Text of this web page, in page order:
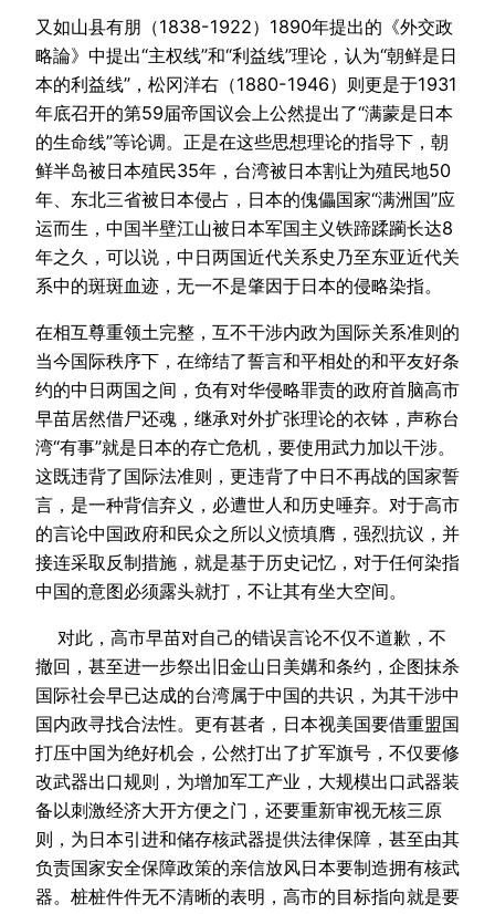
又如山县有朋（1838-1922）1890年提出的《外交政
略論》中提出“主权线”和“利益线”理论，认为“朝鲜是日
本的利益线”，松冈洋右（1880-1946）则更是于1931
年底召开的第59届帝国议会上公然提出了“满蒙是日本
的生命线”等论调。正是在这些思想理论的指导下，朝
鲜半岛被日本殖民35年，台湾被日本割让为殖民地50
年、东北三省被日本侵占，日本的傀儡国家“满洲国”应
运而生，中国半壁江山被日本军国主义铁蹄蹂躏长达8
年之久，可以说，中日两国近代关系史乃至东亚近代关
系中的斑斑血迹，无一不是肇因于日本的侵略染指。
在相互尊重领土完整，互不干涉内政为国际关系准则的
当今国际秩序下，在缔结了誓言和平相处的和平友好条
约的中日两国之间，负有对华侵略罪责的政府首脑高市
早苗居然借尸还魂，继承对外扩张理论的衣钵，声称台
湾“有事”就是日本的存亡危机，要使用武力加以干涉。
这既违背了国际法准则，更违背了中日不再战的国家誓
言，是一种背信弃义，必遭世人和历史唾弃。对于高市
的言论中国政府和民众之所以义愤填膺，强烈抗议，并
接连采取反制措施，就是基于历史记忆，对于任何染指
中国的意图必须露头就打，不让其有坐大空间。
对此，高市早苗对自己的错误言论不仅不道歉，不
撤回，甚至进一步祭出旧金山日美媾和条约，企图抹杀
国际社会早已达成的台湾属于中国的共识，为其干涉中
国内政寻找合法性。更有甚者，日本视美国要借重盟国
打压中国为绝好机会，公然打出了扩军旗号，不仅要修
改武器出口规则，为增加军工产业，大规模出口武器装
备以刺激经济大开方便之门，还要重新审视无核三原
则，为日本引进和储存核武器提供法律保障，甚至由其
负责国家安全保障政策的亲信放风日本要制造拥有核武
器。桩桩件件无不清晰的表明，高市的目标指向就是要